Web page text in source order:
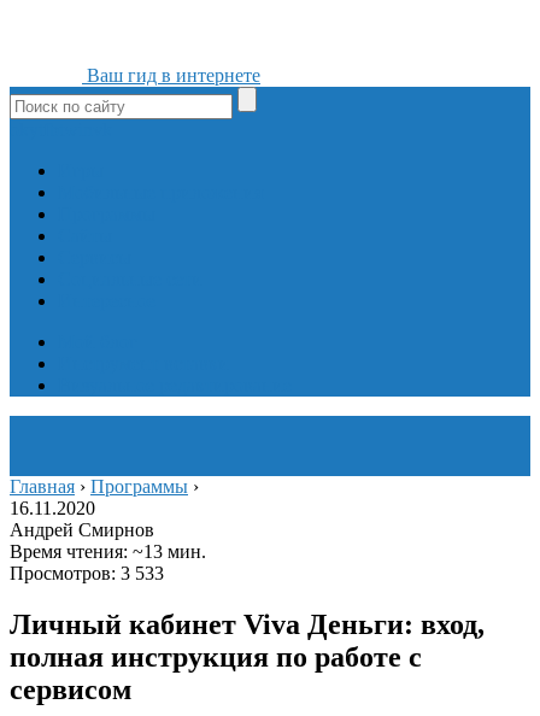
Ваш гид в интернете
Главная › Программы ›
16.11.2020
Андрей Смирнов
Время чтения: ~13 мин.
Просмотров: 3 533
Личный кабинет Viva Деньги: вход,
полная инструкция по работе с
сервисом